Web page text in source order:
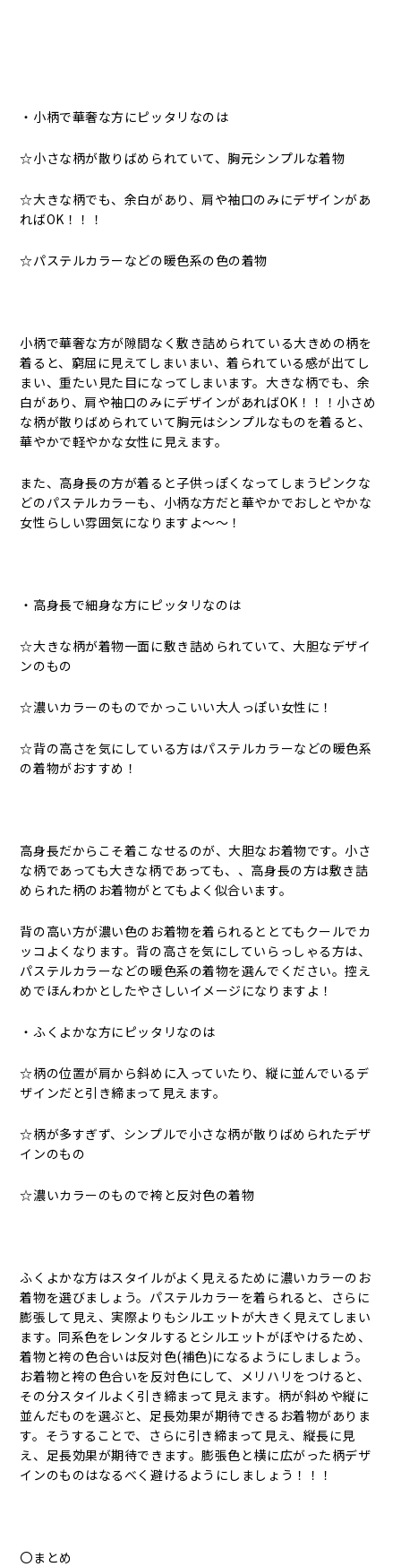
・小柄で華奢な方にピッタリなのは
☆小さな柄が散りばめられていて、胸元シンプルな着物
☆大きな柄でも、余白があり、肩や袖口のみにデザインがあ
ればOK！！！
☆パステルカラーなどの暖色系の色の着物
小柄で華奢な方が隙間なく敷き詰められている大きめの柄を
着ると、窮屈に見えてしまいまい、着られている感が出てし
まい、重たい見た目になってしまいます。大きな柄でも、余
白があり、肩や袖口のみにデザインがあればOK！！！小さめ
な柄が散りばめられていて胸元はシンプルなものを着ると、
華やかで軽やかな女性に見えます。
また、高身長の方が着ると子供っぽくなってしまうピンクな
どのパステルカラーも、小柄な方だと華やかでおしとやかな
女性らしい雰囲気になりますよ～～！
・高身長で細身な方にピッタリなのは
☆大きな柄が着物一面に敷き詰められていて、大胆なデザイ
ンのもの
☆濃いカラーのものでかっこいい大人っぽい女性に！
☆背の高さを気にしている方はパステルカラーなどの暖色系
の着物がおすすめ！
高身長だからこそ着こなせるのが、大胆なお着物です。小さ
な柄であっても大きな柄であっても、、高身長の方は敷き詰
められた柄のお着物がとてもよく似合います。
背の高い方が濃い色のお着物を着られるととてもクールでカ
ッコよくなります。背の高さを気にしていらっしゃる方は、
パステルカラーなどの暖色系の着物を選んでください。控え
めでほんわかとしたやさしいイメージになりますよ！
・ふくよかな方にピッタリなのは
☆柄の位置が肩から斜めに入っていたり、縦に並んでいるデ
ザインだと引き締まって見えます。
☆柄が多すぎず、シンプルで小さな柄が散りばめられたデザ
インのもの
☆濃いカラーのもので袴と反対色の着物
ふくよかな方はスタイルがよく見えるために濃いカラーのお
着物を選びましょう。パステルカラーを着られると、さらに
膨張して見え、実際よりもシルエットが大きく見えてしまい
ます。同系色をレンタルするとシルエットがぼやけるため、
着物と袴の色合いは反対色(補色)になるようにしましょう。
お着物と袴の色合いを反対色にして、メリハリをつけると、
その分スタイルよく引き締まって見えます。柄が斜めや縦に
並んだものを選ぶと、足長効果が期待できるお着物がありま
す。そうすることで、さらに引き締まって見え、縦長に見
え、足長効果が期待できます。膨張色と横に広がった柄デザ
インのものはなるべく避けるようにしましょう！！！
〇まとめ